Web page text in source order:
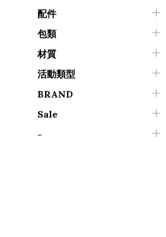
配件
包類
材質
活動類型
BRAND
Sale
-